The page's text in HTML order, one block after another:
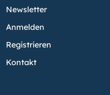
Newsletter
Anmelden
Registrieren
Kontakt